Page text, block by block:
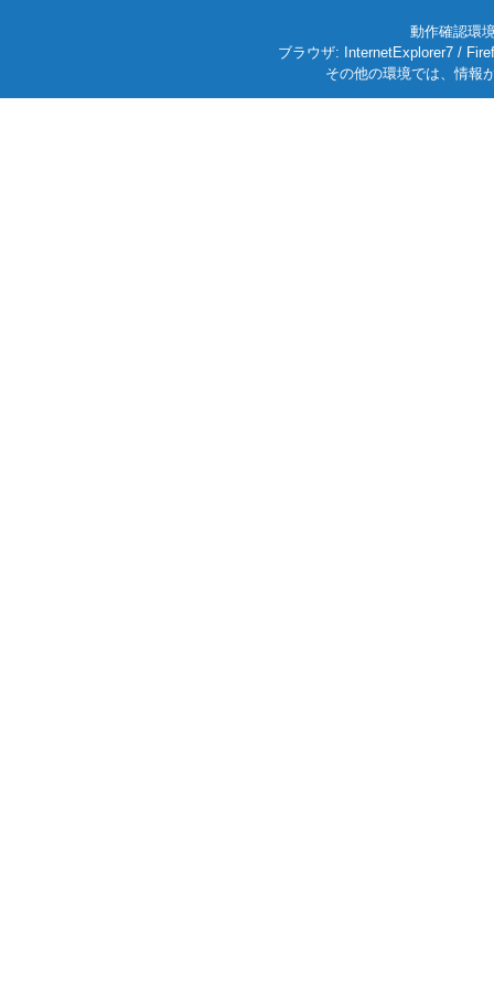
動作確認環
ブラウザ: InternetExplorer7 /
その他の環境では、情報